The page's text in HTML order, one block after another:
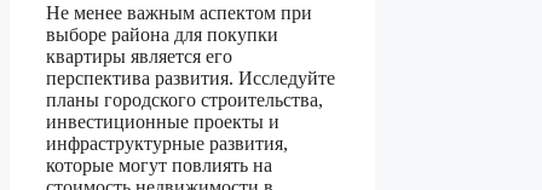
Не менее важным аспектом при
выборе района для покупки
квартиры является его
перспектива развития. Исследуйте
планы городского строительства,
инвестиционные проекты и
инфраструктурные развития,
которые могут повлиять на